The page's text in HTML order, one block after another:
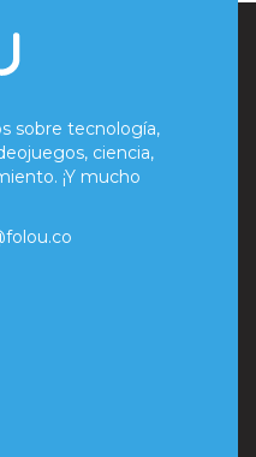
sobre tecnología,
ciencia,
¡Y mucho